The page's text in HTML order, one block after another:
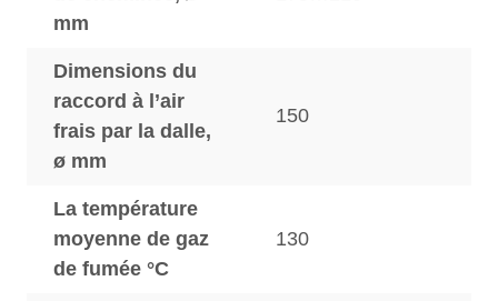
mm
Dimensions du
raccord à l’air
frais par la dalle,
ø mm
150
La température
moyenne de gaz
de fumée °C
130